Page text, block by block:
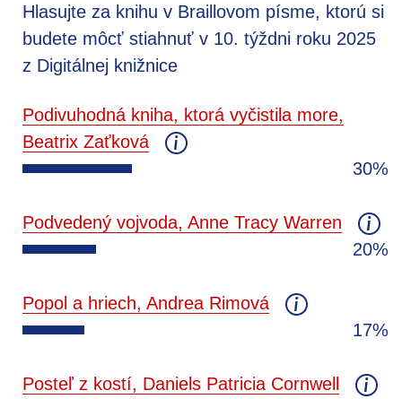
Hlasujte za knihu v Braillovom písme, ktorú si
budete môcť stiahnuť v 10. týždni roku 2025
z Digitálnej knižnice
Podivuhodná kniha, ktorá vyčistila more,
Beatrix Zaťková
30%
Podvedený vojvoda, Anne Tracy Warren
20%
Popol a hriech, Andrea Rimová
17%
Posteľ z kostí, Daniels Patricia Cornwell